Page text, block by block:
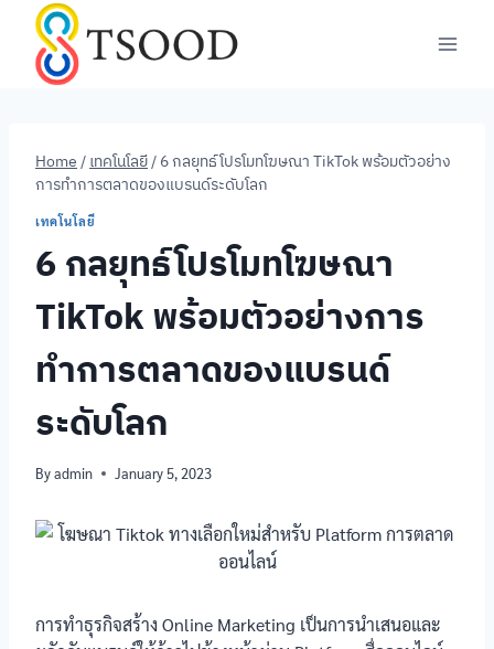
content
Home / เทคโนโลยี / 6 กลยุทธ์โปรโมทโฆษณา TikTok พร้อมตัวอย่าง
การทำการตลาดของแบรนด์ระดับโลก
เทคโนโลยี
6 กลยุทธ์โปรโมทโฆษณา
TikTok พร้อมตัวอย่างการ
ทำการตลาดของแบรนด์
ระดับโลก
Byadmin January 5, 2023
การทำธุรกิจสร้าง Online Marketing เป็นการนำเสนอและ